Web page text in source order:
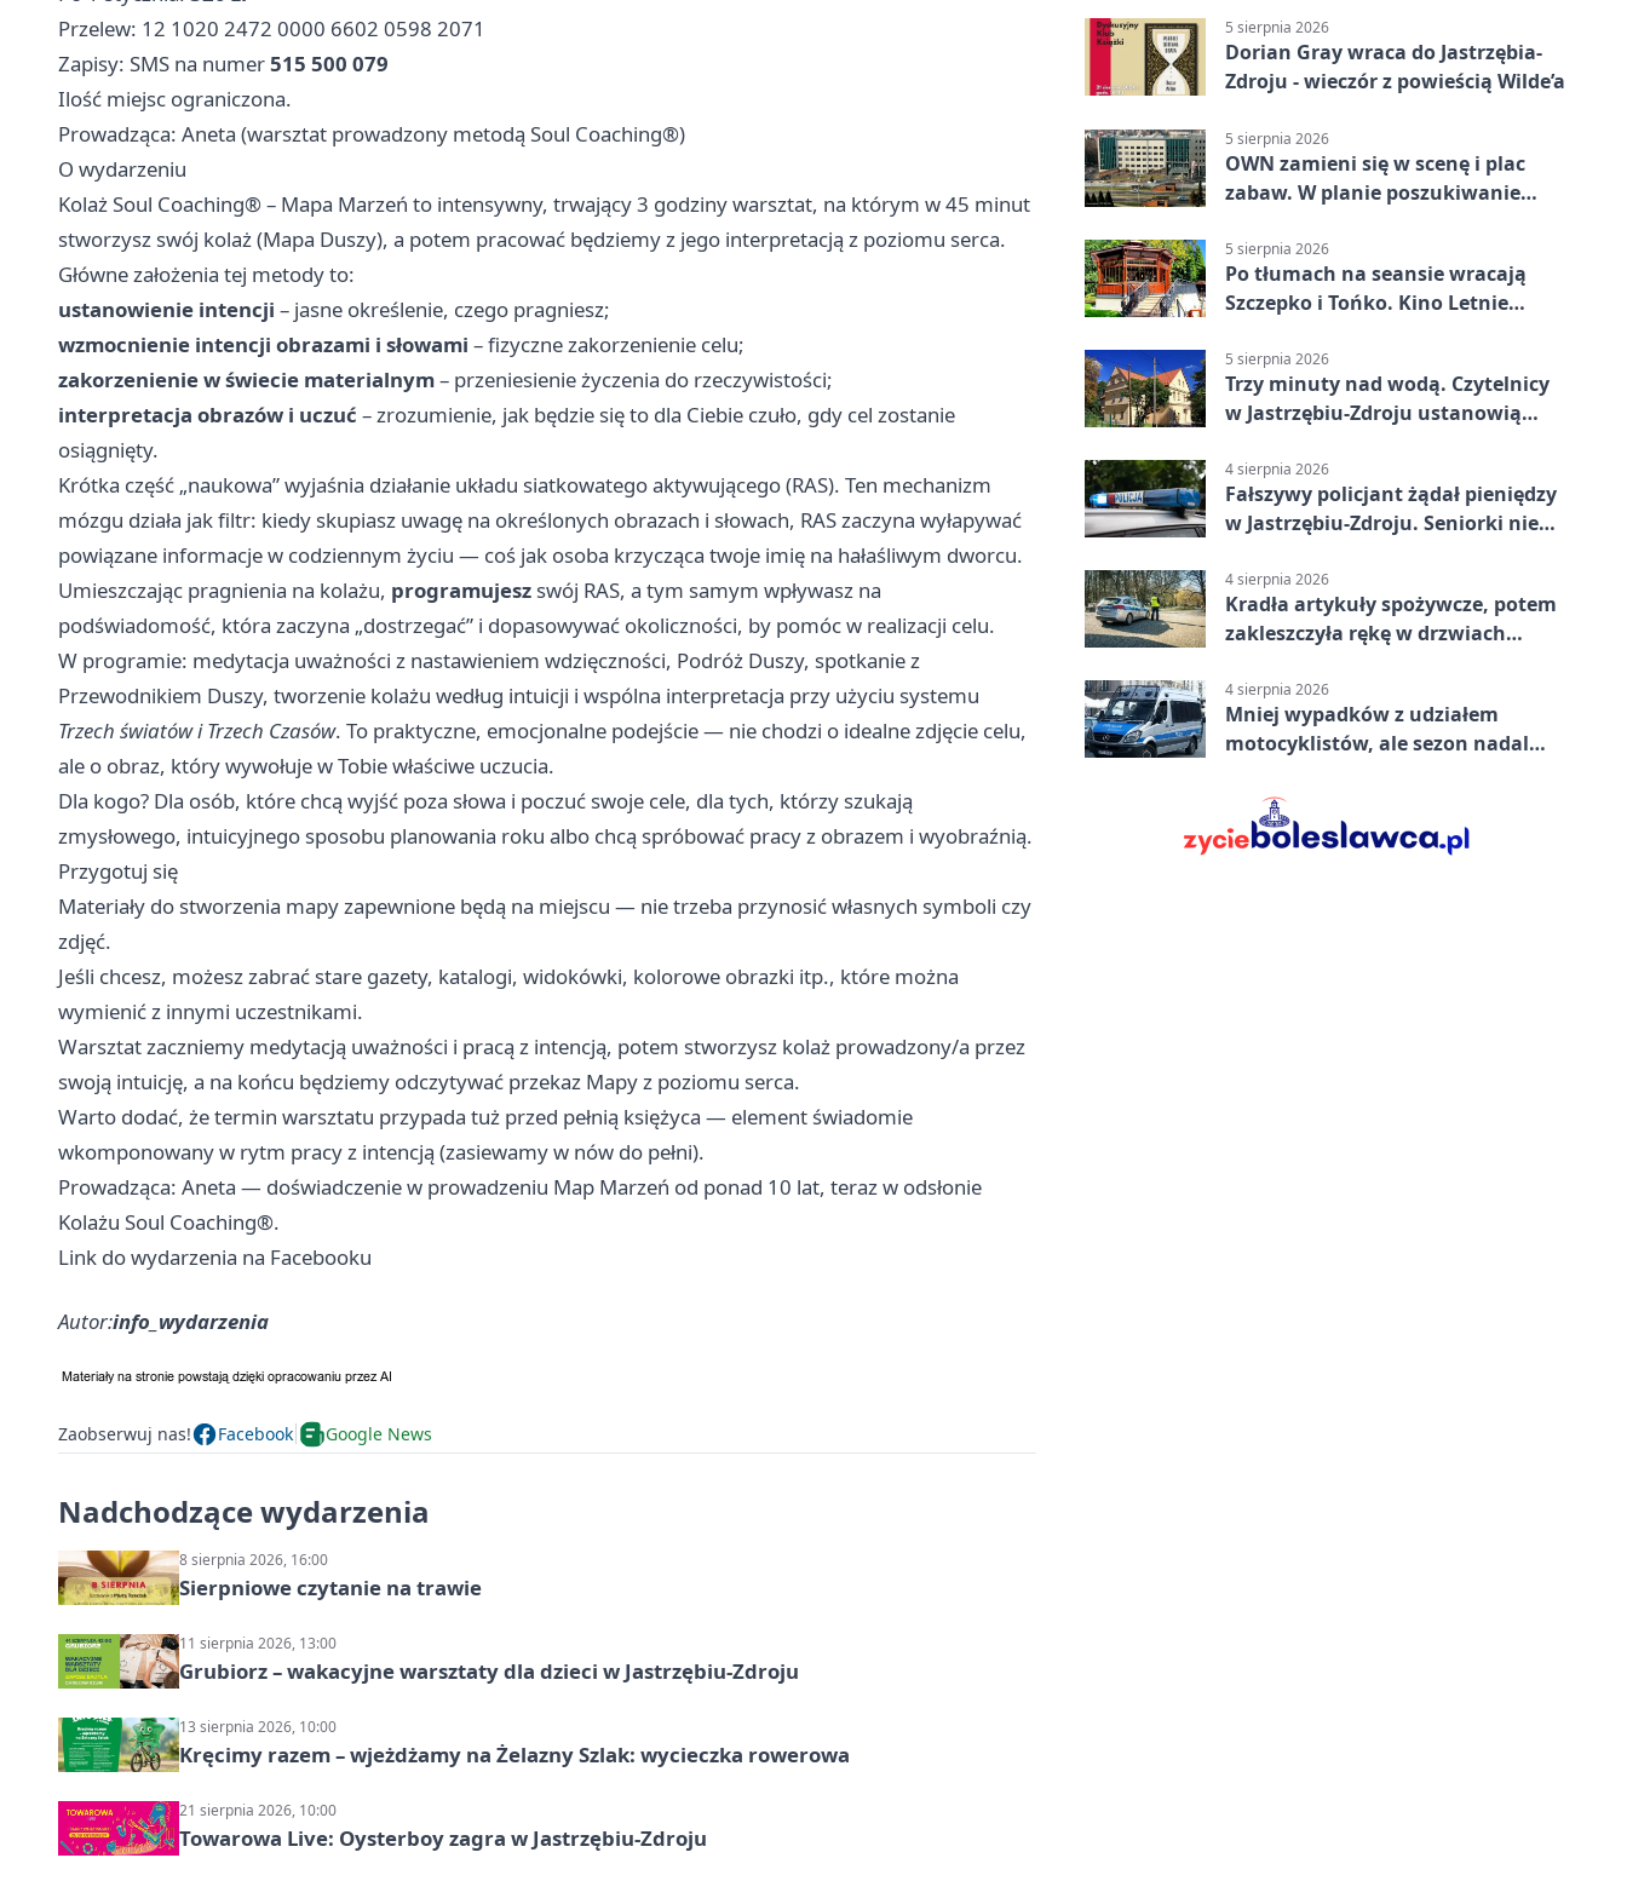
Przelew: 12 1020 2472 0000 6602 0598 2071
Zapisy: SMS na numer515 500 079
Ilość miejsc ograniczona.
Prowadząca: Aneta (warsztat prowadzony metodą Soul Coaching®)
O wydarzeniu
Kolaż Soul Coaching® – Mapa Marzeń to intensywny, trwający 3 godziny warsztat, na którym w 45 minut
stworzysz swój kolaż (Mapa Duszy), a potem pracować będziemy z jego interpretacją z poziomu serca.
Główne założenia tej metody to:
ustanowienie intencji – jasne określenie, czego pragniesz;
wzmocnienie intencji obrazami i słowami – fizyczne zakorzenienie celu;
zakorzenienie w świecie materialnym– przeniesienie życzenia do rzeczywistości;
interpretacja obrazów i uczuć – zrozumienie, jak będzie się to dla Ciebie czuło, gdy cel zostanie
osiągnięty.
Krótka część „naukowa” wyjaśnia działanie układu siatkowatego aktywującego (RAS). Ten mechanizm
mózgu działa jak filtr: kiedy skupiasz uwagę na określonych obrazach i słowach, RAS zaczyna wyłapywać
powiązane informacje w codziennym życiu — coś jak osoba krzycząca twoje imię na hałaśliwym dworcu.
Umieszczając pragnienia na kolażu, programujesz swój RAS, a tym samym wpływasz na
podświadomość, która zaczyna „dostrzegać” i dopasowywać okoliczności, by pomóc w realizacji celu.
W programie: medytacja uważności z nastawieniem wdzięczności, Podróż Duszy, spotkanie z
Przewodnikiem Duszy, tworzenie kolażu według intuicji i wspólna interpretacja przy użyciu systemu
Trzech światów i Trzech Czasów. To praktyczne, emocjonalne podejście — nie chodzi o idealne zdjęcie celu,
ale o obraz, który wywołuje w Tobie właściwe uczucia.
Dla kogo? Dla osób, które chcą wyjść poza słowa i poczuć swoje cele, dla tych, którzy szukają
zmysłowego, intuicyjnego sposobu planowania roku albo chcą spróbować pracy z obrazem i wyobraźnią.
Przygotuj się
Materiały do stworzenia mapy zapewnione będą na miejscu — nie trzeba przynosić własnych symboli czy
zdjęć.
Jeśli chcesz, możesz zabrać stare gazety, katalogi, widokówki, kolorowe obrazki itp., które można
wymienić z innymi uczestnikami.
Warsztat zaczniemy medytacją uważności i pracą z intencją, potem stworzysz kolaż prowadzony/a przez
swoją intuicję, a na końcu będziemy odczytywać przekaz Mapy z poziomu serca.
Warto dodać, że termin warsztatu przypada tuż przed pełnią księżyca — element świadomie
wkomponowany w rytm pracy z intencją (zasiewamy w nów do pełni).
Prowadząca: Aneta — doświadczenie w prowadzeniu Map Marzeń od ponad 10 lat, teraz w odsłonie
Kolażu Soul Coaching®.
Link do wydarzenia na Facebooku
Autor:info_wydarzenia
Zaobserwuj nas! Facebook Google News
Nadchodzące wydarzenia
8 sierpnia 2026, 16:00
Sierpniowe czytanie na trawie
11 sierpnia 2026, 13:00
Grubiorz – wakacyjne warsztaty dla dzieci w Jastrzębiu-Zdroju
13 sierpnia 2026, 10:00
Kręcimy razem – wjeżdżamy na Żelazny Szlak: wycieczka rowerowa
21 sierpnia 2026, 10:00
Towarowa Live: Oysterboy zagra w Jastrzębiu-Zdroju
5 sierpnia 2026
Dorian Gray wraca do Jastrzębia-
Zdroju - wieczór z powieścią Wilde’a
5 sierpnia 2026
OWN zamieni się w scenę i plac
zabaw. W planie poszukiwanie
5 sierpnia 2026
Po tłumach na seansie wracają
Szczepko i Tońko. Kino Letnie
5 sierpnia 2026
Trzy minuty nad wodą. Czytelnicy
w Jastrzębiu-Zdroju ustanowią
4 sierpnia 2026
Fałszywy policjant żądał pieniędzy
w Jastrzębiu-Zdroju. Seniorki nie
4 sierpnia 2026
Kradła artykuły spożywcze, potem
zakleszczyła rękę w drzwiach
4 sierpnia 2026
Mniej wypadków z udziałem
motocyklistów, ale sezon nadal